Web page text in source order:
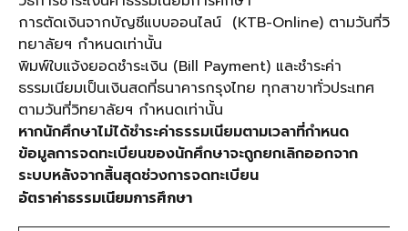
การตัดเงินจากบัญชีแบบออนไลน์ (KTB-Online) ตามวันที่วิ
ทยาลัยฯ กำหนดเท่านั้น
พิมพ์ใบแจ้งยอดชำระเงิน (Bill Payment) และชำระค่า
ธรรมเนียมเป็นเงินสดที่ธนาคารกรุงไทย ทุกสาขาทั่วประเทศ
ตามวันที่วิทยาลัยฯ กำหนดเท่านั้น
หากนักศึกษาไม่ได้ชำระค่าธรรมเนียมตามเวลาที่กำหนด
ข้อมูลการจดทะเบียนของนักศึกษาจะถูกยกเลิกออกจาก
ระบบหลังจากสิ้นสุดช่วงการจดทะเบียน
อัตราค่าธรรมเนียมการศึกษา